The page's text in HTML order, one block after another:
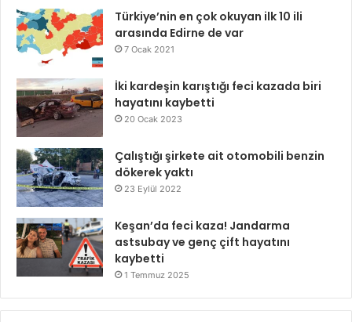
Türkiye’nin en çok okuyan ilk 10 ili
arasında Edirne de var
7 Ocak 2021
İki kardeşin karıştığı feci kazada biri
hayatını kaybetti
20 Ocak 2023
Çalıştığı şirkete ait otomobili benzin
dökerek yaktı
23 Eylül 2022
Keşan’da feci kaza! Jandarma
astsubay ve genç çift hayatını
kaybetti
1 Temmuz 2025